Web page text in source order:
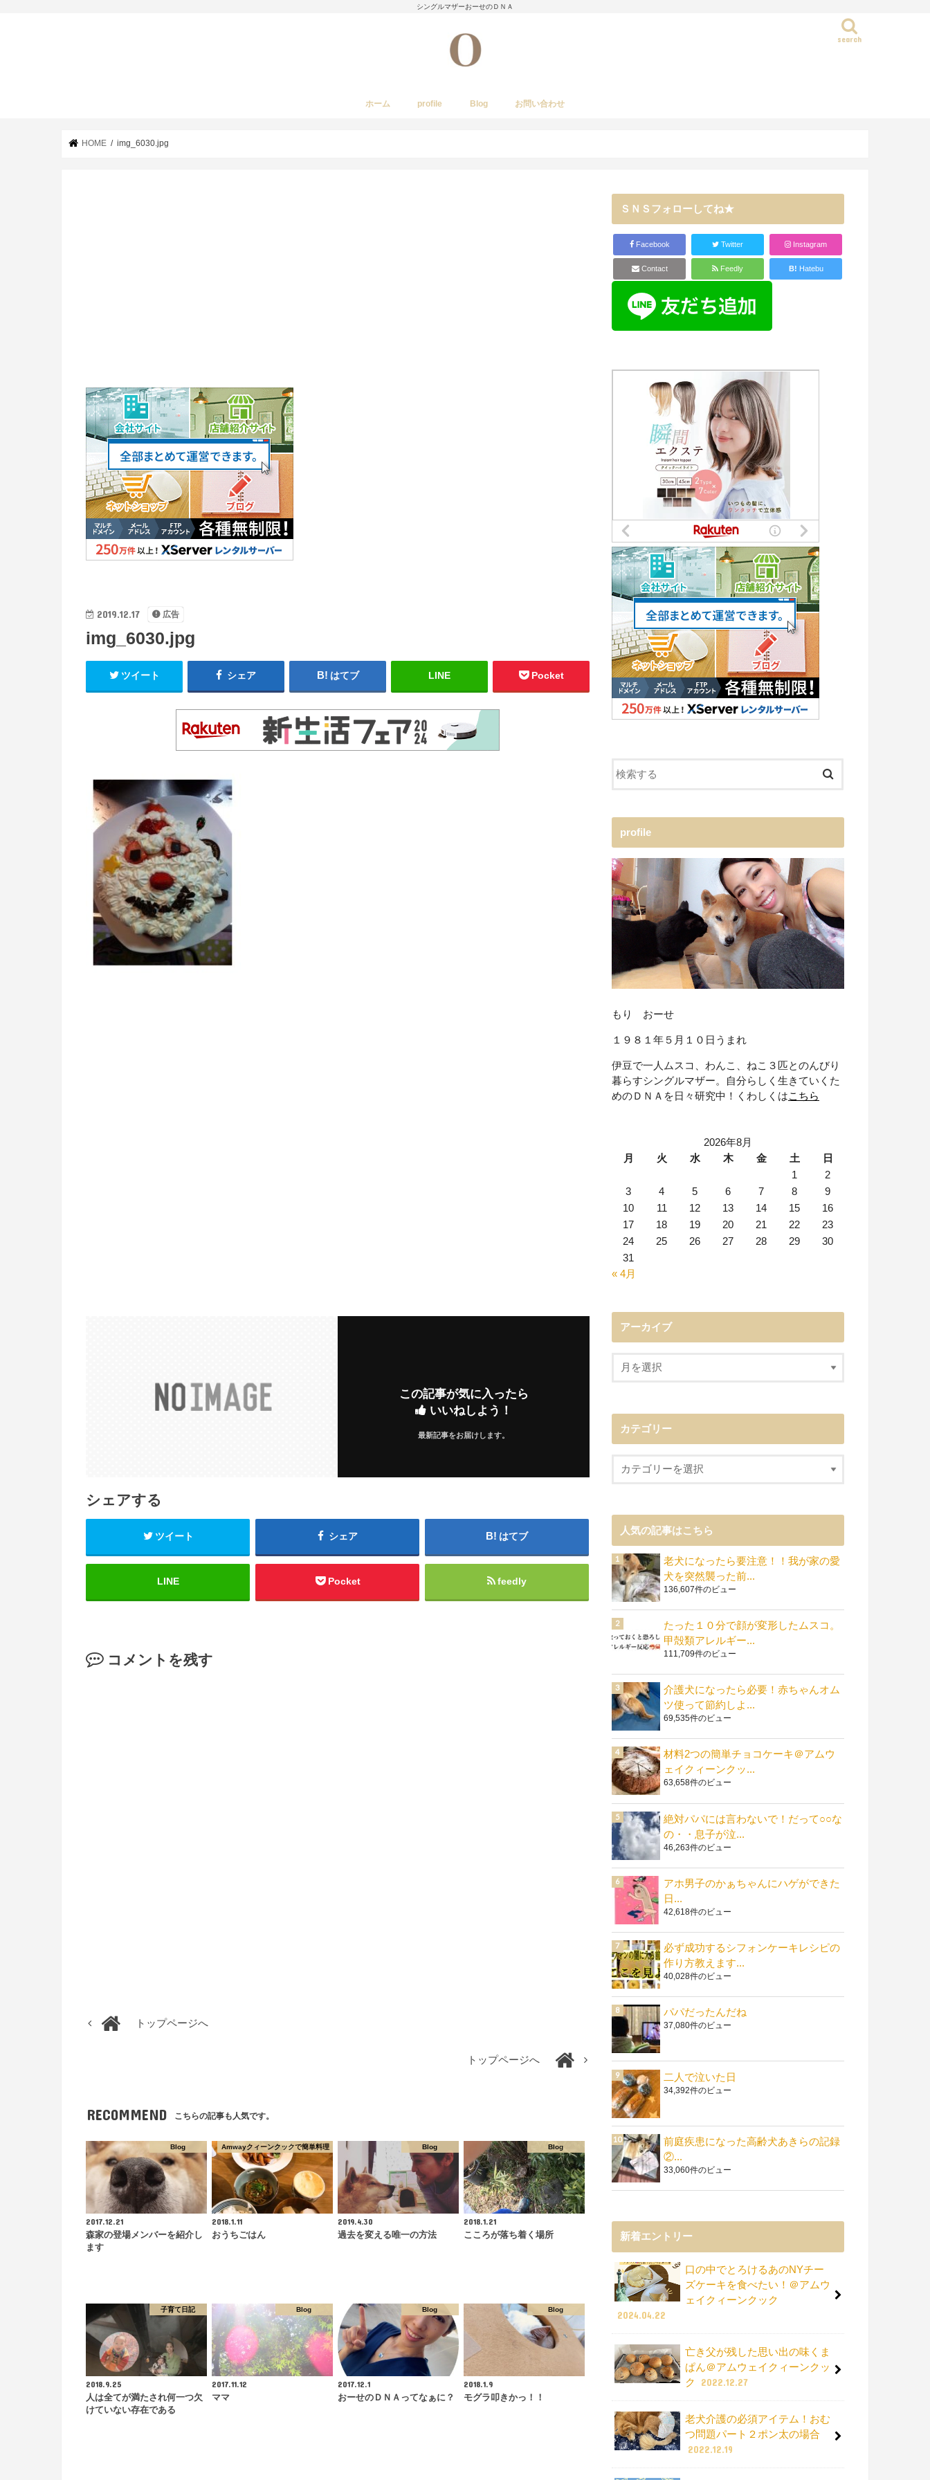
シングルマザーおーせのＤＮＡ
search
ホーム profile Blog お問い合わせ
HOME img_6030.jpg
2019.12.17 広告
img_6030.jpg
ツイート シェア はてブ LINE Pocket
この記事が気に入ったら
いいねしよう！
最新記事をお届けします。
シェアする
ツイート シェア はてブ
LINE Pocket feedly
コメントを残す
トップページへ
トップページへ
RECOMMEND こちらの記事も人気です。
Blog
2017.12.21
森家の登場メンバーを紹介し
ます
Amwayクィーンクックで簡単料理
2018.1.11
おうちごはん
Blog
2019.4.30
過去を変える唯一の方法
Blog
2018.1.21
こころが落ち着く場所
子育て日記
2018.9.25
人は全てが満たされ何一つ欠
けていない存在である
Blog
2017.11.12
ママ
Blog
2017.12.1
おーせのＤＮＡってなぁに？
Blog
2018.1.9
モグラ叩きかっ！！
ＳＮＳフォローしてね★
Facebook Twitter Instagram
Contact Feedly B! Hatebu
profile
もり おーせ
１９８１年５月１０日うまれ
伊豆で一人ムスコ、わんこ、ねこ３匹とのんびり
暮らすシングルマザー。自分らしく生きていくた
めのＤＮＡを日々研究中！くわしくはこちら
2026年8月
月
火 水 木 金 土
日
1
2
3
4 5 6 7 8
9
10
11 12 13 14 15
16
17
18 19 20 21 22
23
24
25 26 27 28 29
30
31
« 4月
アーカイブ
カテゴリー
人気の記事はこちら
老犬になったら要注意！！我が家の愛
犬を突然襲った前...
136,607件のビュー
たった１０分で顔が変形したムスコ。
甲殻類アレルギー...
111,709件のビュー
介護犬になったら必要！赤ちゃんオム
ツ使って節約しよ...
69,535件のビュー
材料2つの簡単チョコケーキ＠アムウ
ェイクィーンクッ...
63,658件のビュー
絶対パパには言わないで！だって○○な
の・・息子が泣...
46,263件のビュー
アホ男子のかぁちゃんにハゲができた
日...
42,618件のビュー
必ず成功するシフォンケーキレシピの
作り方教えます...
40,028件のビュー
パパだったんだね
37,080件のビュー
二人で泣いた日
34,392件のビュー
前庭疾患になった高齢犬あきらの記録
②...
33,060件のビュー
新着エントリー
口の中でとろけるあのNYチー
ズケーキを食べたい！＠アムウ
ェイクィーンクック
2024.04.22
亡き父が残した思い出の味くま
ぱん＠アムウェイクィーンクッ
ク
2022.12.27
老犬介護の必須アイテム！おむ
つ問題パート２ポン太の場合
2022.12.19